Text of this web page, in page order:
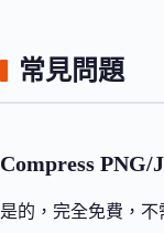
常見問題
Compress PNG/
是的，完全免費，